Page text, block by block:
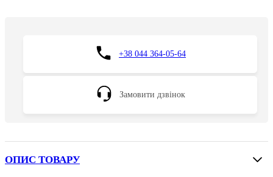
+38 044 364-05-64
Замовити дзвінок
ОПИС ТОВАРУ